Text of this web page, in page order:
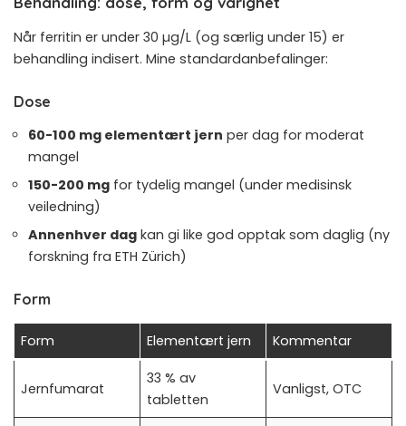
Når ferritin er under 30 µg/L (og særlig under 15) er
behandling indisert. Mine standardanbefalinger:
Dose
60-100 mg elementært jern per dag for moderat
mangel
150-200 mg for tydelig mangel (under medisinsk
veiledning)
Annenhver dag kan gi like god opptak som daglig (ny
forskning fra ETH Zürich)
Form
Form Elementært jern Kommentar
Jernfumarat
33 % av
tabletten
Vanligst, OTC